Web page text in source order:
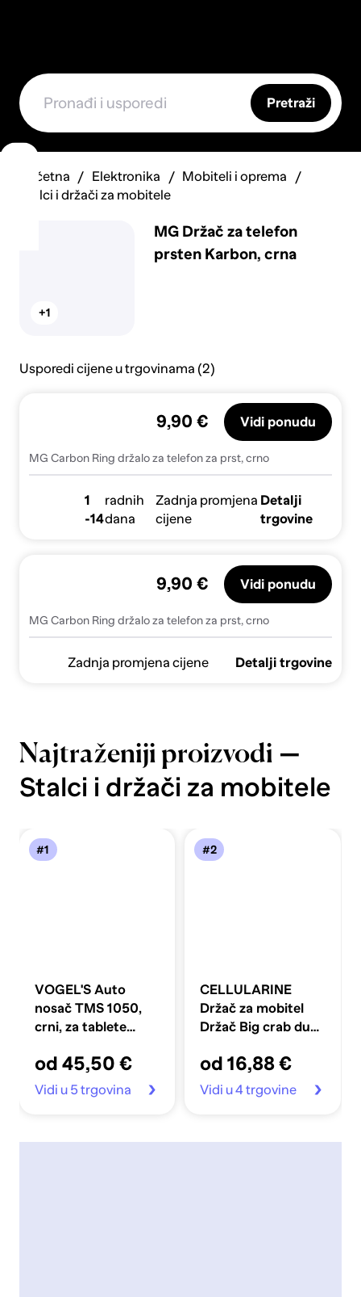
Pretraži
Početna Elektronika
Mobiteli i oprema
Stalci i držači za mobitele
+1
MG Držač za telefon
prsten Karbon, crna
Usporedi cijene u trgovinama (2)
MG Carbon Ring držalo za telefon za prst, crno
9,90 € Vidi ponudu
1
-14
radnih
dana
Zadnja promjena
cijene
Detalji
trgovine
MG Carbon Ring držalo za telefon za prst, crno
9,90 € Vidi ponudu
Zadnja promjena cijene Detalji trgovine
Najtraženiji proizvodi —
Stalci i držači za mobitele
#1
VOGEL'S Auto
nosač TMS 1050,
crni, za tablete
od 45,50 €
Vidi u 5 trgovina
#2
CELLULARINE
Držač za mobitel
Držač Big crab dual
od 16,88 €
Vidi u 4 trgovine